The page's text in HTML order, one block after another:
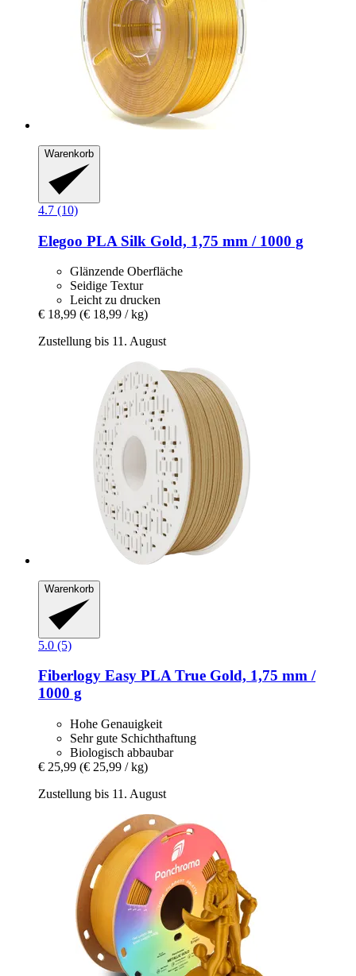
Warenkorb
4.7 (10)
Elegoo PLA Silk Gold, 1,75 mm / 1000 g
Glänzende Oberfläche
Seidige Textur
Leicht zu drucken
€ 18,99 (€ 18,99 / kg)
Zustellung bis 11. August
Warenkorb
5.0 (5)
Fiberlogy Easy PLA True Gold, 1,75 mm /
1000 g
Hohe Genauigkeit
Sehr gute Schichthaftung
Biologisch abbaubar
€ 25,99 (€ 25,99 / kg)
Zustellung bis 11. August